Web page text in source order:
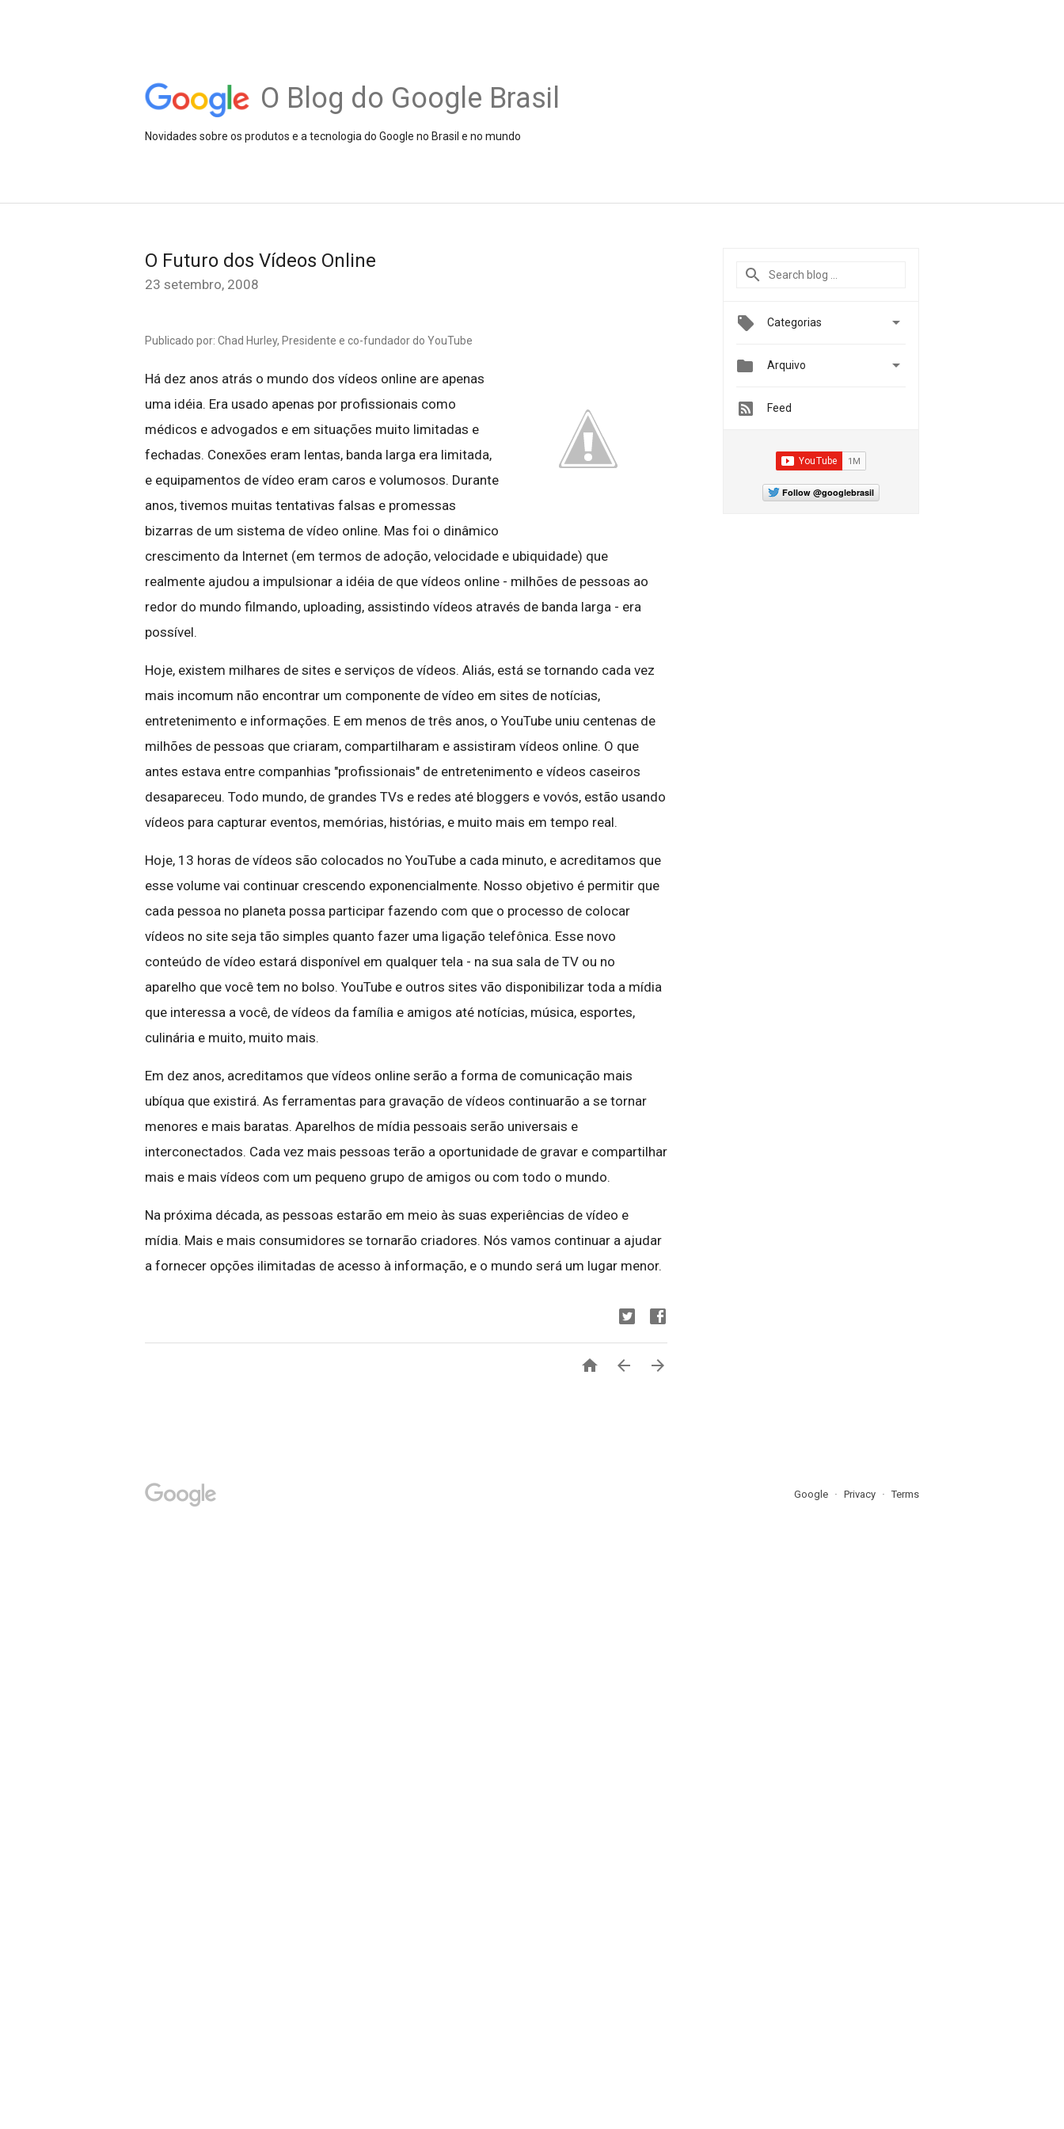
O Blog do Google Brasil
Novidades sobre os produtos e a tecnologia do Google no Brasil e no mundo
O Futuro dos Vídeos Online
23 setembro, 2008
Publicado por: Chad Hurley, Presidente e co-fundador do YouTube
Há dez anos atrás o mundo dos vídeos online are apenas
uma idéia. Era usado apenas por profissionais como
médicos e advogados e em situações muito limitadas e
fechadas. Conexões eram lentas, banda larga era limitada,
e equipamentos de vídeo eram caros e volumosos. Durante
anos, tivemos muitas tentativas falsas e promessas
bizarras de um sistema de vídeo online. Mas foi o dinâmico
crescimento da Internet (em termos de adoção, velocidade e ubiquidade) que
realmente ajudou a impulsionar a idéia de que vídeos online - milhões de pessoas ao
redor do mundo filmando, uploading, assistindo vídeos através de banda larga - era
possível.
Hoje, existem milhares de sites e serviços de vídeos. Aliás, está se tornando cada vez
mais incomum não encontrar um componente de vídeo em sites de notícias,
entretenimento e informações. E em menos de três anos, o YouTube uniu centenas de
milhões de pessoas que criaram, compartilharam e assistiram vídeos online. O que
antes estava entre companhias "profissionais" de entretenimento e vídeos caseiros
desapareceu. Todo mundo, de grandes TVs e redes até bloggers e vovós, estão usando
vídeos para capturar eventos, memórias, histórias, e muito mais em tempo real.
Hoje, 13 horas de vídeos são colocados no YouTube a cada minuto, e acreditamos que
esse volume vai continuar crescendo exponencialmente. Nosso objetivo é permitir que
cada pessoa no planeta possa participar fazendo com que o processo de colocar
vídeos no site seja tão simples quanto fazer uma ligação telefônica. Esse novo
conteúdo de vídeo estará disponível em qualquer tela - na sua sala de TV ou no
aparelho que você tem no bolso. YouTube e outros sites vão disponibilizar toda a mídia
que interessa a você, de vídeos da família e amigos até notícias, música, esportes,
culinária e muito, muito mais.
Em dez anos, acreditamos que vídeos online serão a forma de comunicação mais
ubíqua que existirá. As ferramentas para gravação de vídeos continuarão a se tornar
menores e mais baratas. Aparelhos de mídia pessoais serão universais e
interconectados. Cada vez mais pessoas terão a oportunidade de gravar e compartilhar
mais e mais vídeos com um pequeno grupo de amigos ou com todo o mundo.
Na próxima década, as pessoas estarão em meio às suas experiências de vídeo e
mídia. Mais e mais consumidores se tornarão criadores. Nós vamos continuar a ajudar
a fornecer opções ilimitadas de acesso à informação, e o mundo será um lugar menor.
  
Categorias 
 Arquivo 
Feed
Follow @googlebrasil
Google Privacy Terms